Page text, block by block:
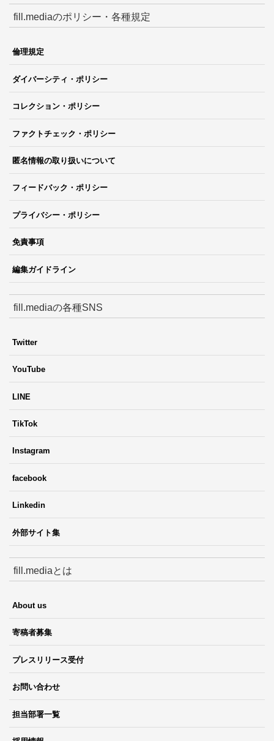
fill.mediaのポリシー・各種規定
倫理規定
ダイバーシティ・ポリシー
コレクション・ポリシー
ファクトチェック・ポリシー
匿名情報の取り扱いについて
フィードバック・ポリシー
プライバシー・ポリシー
免責事項
編集ガイドライン
fill.mediaの各種SNS
Twitter
YouTube
LINE
TikTok
Instagram
facebook
Linkedin
外部サイト集
fill.mediaとは
About us
寄稿者募集
プレスリリース受付
お問い合わせ
担当部署一覧